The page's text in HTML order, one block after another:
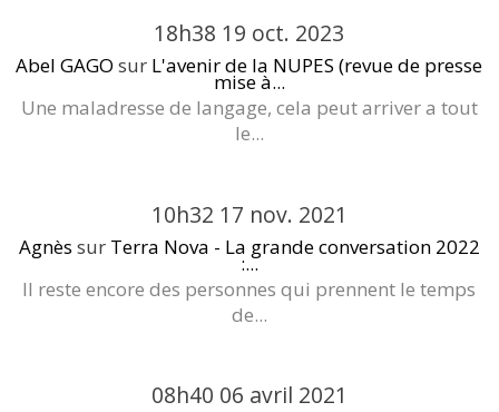
18h38 19 oct. 2023
Abel GAGO sur L'avenir de la NUPES (revue de presse
mise à...
Une maladresse de langage, cela peut arriver a tout
le...
10h32 17 nov. 2021
Agnès sur Terra Nova - La grande conversation 2022
:...
Il reste encore des personnes qui prennent le temps
de...
08h40 06 avril 2021